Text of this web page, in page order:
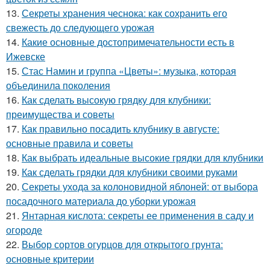
13. Секреты хранения чеснока: как сохранить его
свежесть до следующего урожая
14. Какие основные достопримечательности есть в
Ижевске
15. Стас Намин и группа «Цветы»: музыка, которая
объединила поколения
16. Как сделать высокую грядку для клубники:
преимущества и советы
17. Как правильно посадить клубнику в августе:
основные правила и советы
18. Как выбрать идеальные высокие грядки для клубники
19. Как сделать грядки для клубники своими руками
20. Секреты ухода за колоновидной яблоней: от выбора
посадочного материала до уборки урожая
21. Янтарная кислота: секреты ее применения в саду и
огороде
22. Выбор сортов огурцов для открытого грунта:
основные критерии